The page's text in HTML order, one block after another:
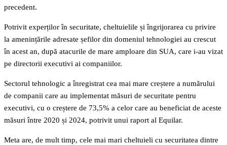
precedent.
Potrivit experților în securitate, cheltuielile și îngrijorarea cu privire
la amenințările adresate șefilor din domeniul tehnologiei au crescut
în acest an, după atacurile de mare amploare din SUA, care i-au vizat
pe directorii executivi ai companiilor.
Sectorul tehnologic a înregistrat cea mai mare creștere a numărului
de companii care au implementat măsuri de securitate pentru
executivi, cu o creștere de 73,5% a celor care au beneficiat de aceste
măsuri între 2020 și 2024, potrivit unui raport al Equilar.
Meta are, de mult timp, cele mai mari cheltuieli cu securitatea dintre